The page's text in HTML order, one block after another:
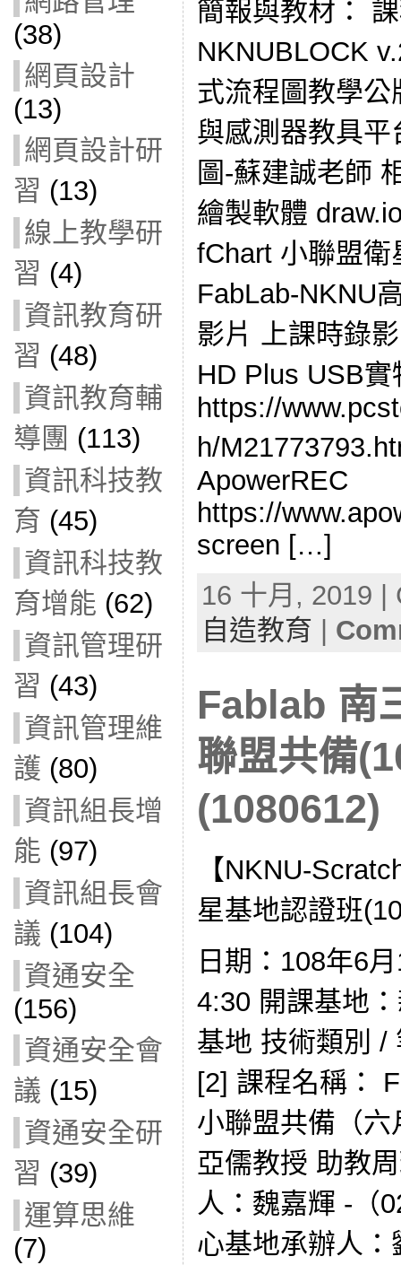
(38)
網頁設計
(13)
網頁設計研
習 (13)
線上教學研
習 (4)
資訊教育研
習 (48)
資訊教育輔
導團 (113)
資訊科技教
育 (45)
資訊科技教
育增能 (62)
資訊管理研
習 (43)
資訊管理維
護 (80)
資訊組長增
能 (97)
資訊組長會
議 (104)
資通安全
(156)
資通安全會
議 (15)
資通安全研
習 (39)
運算思維
(7)
簡報與教材：
NKNUBLOCK
式流程圖教學
與感測器教具
圖-蘇建誠老師
繪製軟體
fChart 小聯盟
FabLab-NKNU
影片 上課時錄
HD Plus USB實
https://
h/
ApowerREC
https://
screen […]
16 十月, 2019
自造教育
Fablab 南
聯盟共備
(1080612)
【NKNU-
星基地認證班
日期：108年6
4:30 開課基地
基地 技術類別 /
[2] 課程名稱：
小聯盟共備（
亞儒教授 助教
人：魏嘉輝 -（
心基地承辦人